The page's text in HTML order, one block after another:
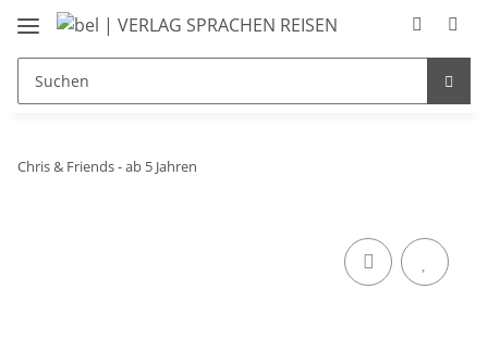
Chris & Friends - ab 5 Jahren